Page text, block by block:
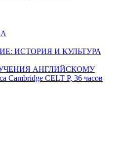
ИСТОРИЯ И КУЛЬТУРА
АНГЛИЙСКОМУ
Cambridge CELT P, 36 часов